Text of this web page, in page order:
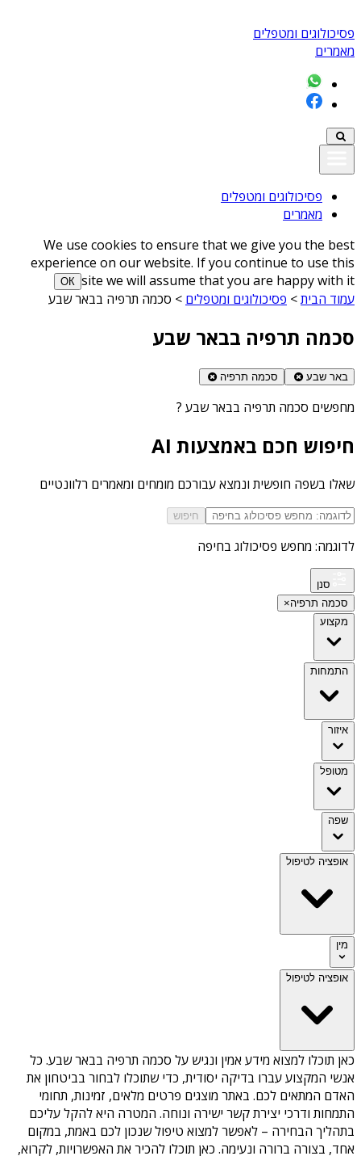
פסיכולוגים ומטפלים
מאמרים
פסיכולוגים ומטפלים
מאמרים
We use cookies to ensure that we give you the best
experience on our website. If you continue to use this
site we will assume that you are happy with it
ОК
עמוד הבית> פסיכולוגים ומטפלים > סכמה תרפיה בבאר שבע
סכמה תרפיה בבאר שבע
באר שבע סכמה תרפיה
מחפשים סכמה תרפיה בבאר שבע ?
חיפוש חכם באמצעות AI
שאלו בשפה חופשית ונמצא עבורכם מומחים ומאמרים רלוונטיים
חיפוש
לדוגמה: מחפש פסיכולוג בחיפה
סנן
סכמה תרפיה×
מקצוע
התמחות
איזור
מטופל
שפה
אופציה לטיפול
מין
אופציה לטיפול
כאן תוכלו למצוא מידע אמין ונגיש על סכמה תרפיה בבאר שבע. כל
אנשי המקצוע עברו בדיקה יסודית, כדי שתוכלו לבחור בביטחון את
האדם המתאים לכם. באתר מוצגים פרטים מלאים, זמינות, תחומי
התמחות ודרכי יצירת קשר ישירה ונוחה. המטרה היא להקל עליכם
בתהליך הבחירה – לאפשר למצוא טיפול שנכון לכם באמת, במקום
אחד, בצורה ברורה ונעימה. כאן תוכלו להכיר את האפשרויות, לקרוא,